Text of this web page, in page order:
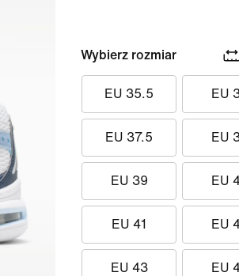
Wybierz rozmiar
EU 35.5 EU
EU 37.5 EU
EU 39 EU
EU 41 EU
EU 43 EU